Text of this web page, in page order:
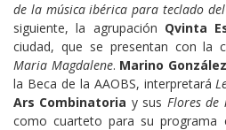
de la música ibérica para teclado del
siguiente, la agrupación Qvinta
ciudad, que se presentan con la
Maria Magdalene. Marino
la Beca de la AAOBS, interpretará
Ars Combinatoria y sus Flores de
como cuarteto para su programa